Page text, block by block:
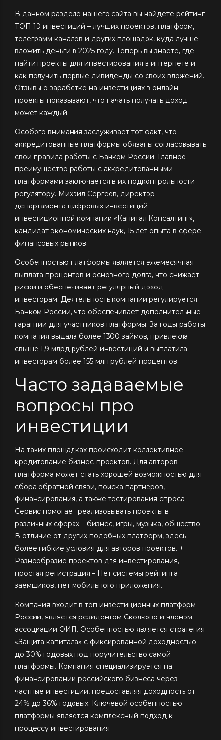
В данном разделе нашего сайта вы найдете рейтинг
ТОП 10 инвестиций – лучших проектов, платформ,
телеграмм каналов и других площадок, куда лучше
вложить деньги в 2025 году. Теперь вы знаете, где
найти проекты для инвестирования в интернете и
как получить первые дивиденды со своих вложений.
Отзывы о заработке на инвестициях в онлайн
проекты показывают, что начать получать доход
может каждый.
Особого внимания заслуживает тот факт, что
аккредитованные платформы обязаны согласовывать
свои правила работы с Банком России. Главное
преимущество работы с аккредитованными
платформами заключается в их подконтрольности
регулятору. Михаил Сергеев, директор
департамента цифровых инвестиций
инвестиционной компании «Капитал Консалтинг»,
кандидат экономических наук, 15 лет опыта в сфере
финансовых рынков.
Особенностью платформы является ежемесячная
выплата процентов и основного долга, что снижает
риски и обеспечивает регулярный доход
инвесторам. Деятельность компании регулируется
Банком России, что обеспечивает дополнительные
гарантии для участников платформы. За годы работы
компания выдала более 1300 займов, привлекла
свыше 1,9 млрд рублей инвестиций и выплатила
инвесторам более 155 млн рублей процентов.
Часто задаваемые
вопросы про
инвестиции
На таких площадках происходит коллективное
кредитование бизнес-проектов. Для авторов
платформа может стать хорошей возможностью для
сбора обратной связи, поиска партнеров,
финансирования, а также тестирования спроса.
Сервис помогает реализовывать проекты в
различных сферах – бизнес, игры, музыка, общество.
В отличие от других подобных платформ, здесь
более гибкие условия для авторов проектов. +
Разнообразие проектов для инвестирования,
простая регистрация.– Нет системы рейтинга
заемщиков, нет мобильного приложения.
Компания входит в топ инвестиционных платформ
России, является резидентом Сколково и членом
ассоциации ОИП. Особенностью является стратегия
«Защита капитала» с фиксированной доходностью
до 30% годовых под поручительство самой
платформы. Компания специализируется на
финансировании российского бизнеса через
частные инвестиции, предоставляя доходность от
24% до 36% годовых. Ключевой особенностью
платформы является комплексный подход к
процессу инвестирования.